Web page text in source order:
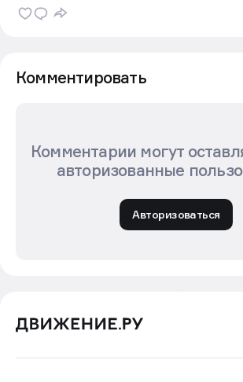
Комментировать
Комментарии могут
авторизованные
Авторизоваться